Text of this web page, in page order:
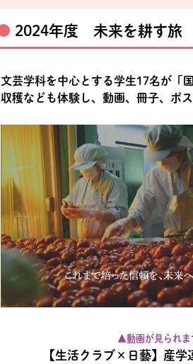
2024年度 未来を耕す旅
文芸学科を中心とする学生17名が「
収穫なども体験し、動画、冊子、ポ
▲動画が見られ
【生活クラブ×日藝】産学